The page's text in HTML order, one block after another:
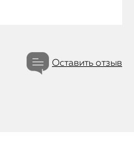
Оставить отзыв